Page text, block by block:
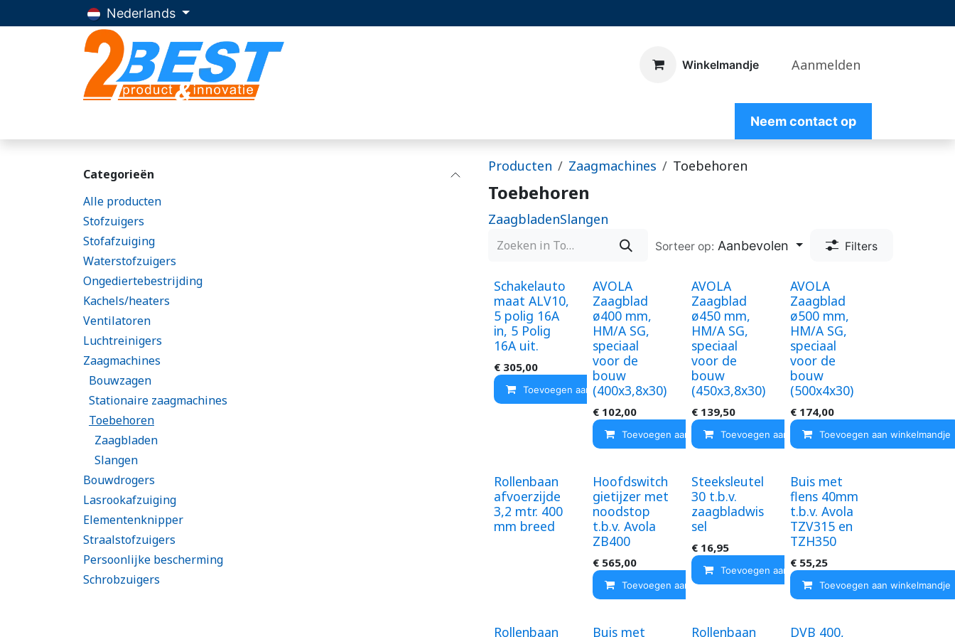
Overslaan naar inhoudNederlands
​Winkelmandje Aanmelden
Neem contact op
Categorieën
Alle producten
Stofzuigers
Stofafzuiging
Waterstofzuigers
Ongediertebestrijding
Kachels/heaters
Ventilatoren
Luchtreinigers
Zaagmachines
Bouwzagen
Stationaire zaagmachines
Toebehoren
Zaagbladen
Slangen
Bouwdrogers
Lasrookafzuiging
Elementenknipper
Straalstofzuigers
Persoonlijke bescherming
Schrobzuigers
Producten Zaagmachines Toebehoren
Toebehoren
ZaagbladenSlangen
Sorteer op: Aanbevolen Filters
Schakelauto
maat ALV10,
​5 polig 16A
in, 5 Polig
16A uit.
€ 305,00
Toevoegen aan winkelmandje
AVOLA
Zaagblad
ø400 mm,
HM/A SG,
speciaal
voor de
bouw
(400x3,8x30)
€ 102,00
Toevoegen aan winkelmandje
AVOLA
Zaagblad
ø450 mm,
HM/A SG,
speciaal
voor de
bouw
(450x3,8x30)
€ 139,50
Toevoegen aan winkelmandje
AVOLA
Zaagblad
ø500 mm,
HM/A SG,
speciaal
voor de
bouw
(500x4x30)
€ 174,00
Toevoegen aan winkelmandje
Rollenbaan
afvoerzijde
3,2 mtr. 400
mm breed
Hoofdswitch
gietijzer met
noodstop
t.b.v. Avola
ZB400
€ 565,00
Toevoegen aan winkelmandje
Steeksleutel
30 t.b.v.
zaagbladwis
sel
€ 16,95
Toevoegen aan winkelmandje
Buis met
flens 40mm
t.b.v. Avola
TZV315 en
TZH350
€ 55,25
Toevoegen aan winkelmandje
Rollenbaan Buis met Rollenbaan DVB 400,